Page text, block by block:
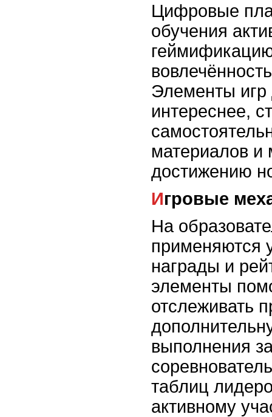
Цифровые
обучения
Элементы игр
интереснее,
материалов и
достижению
Игровые
На
применяются
награды и
элементы
отслеживать
выполнения
таблиц
активному